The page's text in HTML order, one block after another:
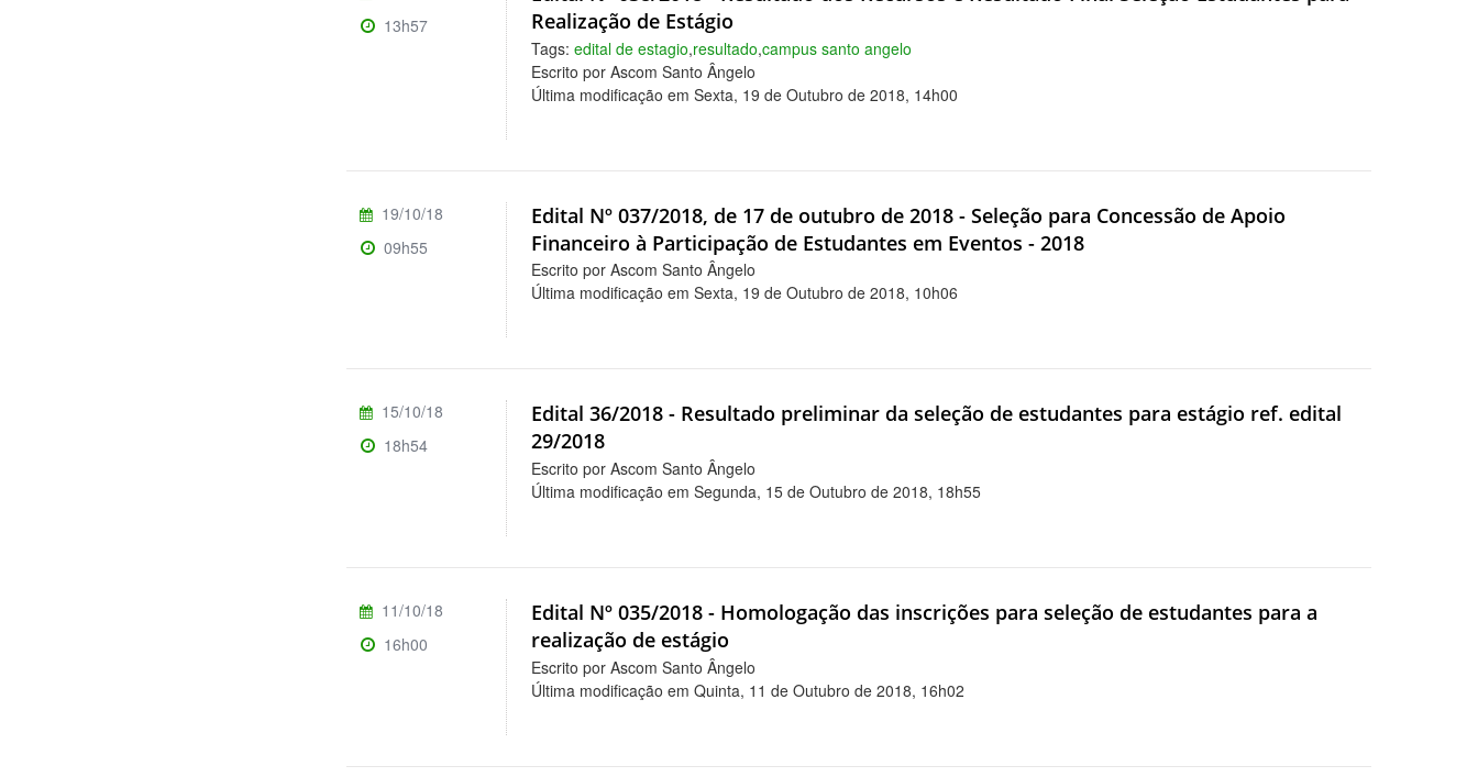
Realização de Estágio
Tags:edital de estagio,resultado,campus santo angelo
Escrito por Ascom Santo Ângelo
Última modificação em Sexta, 19 de Outubro de 2018, 14h00
13h57
Edital Nº 037/2018, de 17 de outubro de 2018 - Seleção para Concessão de Apoio
Financeiro à Participação de Estudantes em Eventos - 2018
Escrito por Ascom Santo Ângelo
Última modificação em Sexta, 19 de Outubro de 2018, 10h06
19/10/18
09h55
Edital 36/2018 - Resultado preliminar da seleção de estudantes para estágio ref. edital
29/2018
Escrito por Ascom Santo Ângelo
Última modificação em Segunda, 15 de Outubro de 2018, 18h55
15/10/18
18h54
Edital Nº 035/2018 - Homologação das inscrições para seleção de estudantes para a
realização de estágio
Escrito por Ascom Santo Ângelo
Última modificação em Quinta, 11 de Outubro de 2018, 16h02
11/10/18
16h00